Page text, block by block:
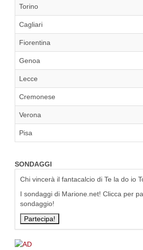
Torino
Cagliari
Fiorentina
Genoa
Lecce
Cremonese
Verona
Pisa
SONDAGGI
Chi vincerà il fantacalcio di Te la do io
I sondaggi di Marione.net! Clicca per
sondaggio!